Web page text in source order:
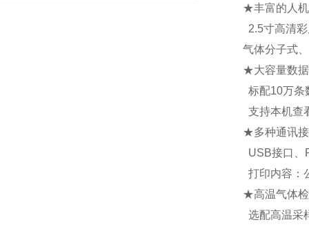
★丰富的人
2.5寸高清
气体分子式
★大容量数
标配10万条
支持本机查
★多种通讯
USB接口、
打印内容：
★高温气体
选配高温采